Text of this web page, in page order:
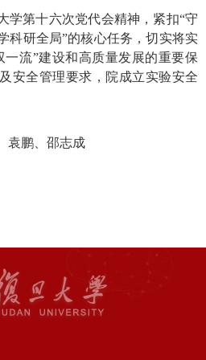
学第十六次党代会精神，紧扣“守
科研全局”的核心任务，切实将实
流”建设和高质量发展的重要保
安全管理要求，院成立实验安全
袁鹏、邵志成